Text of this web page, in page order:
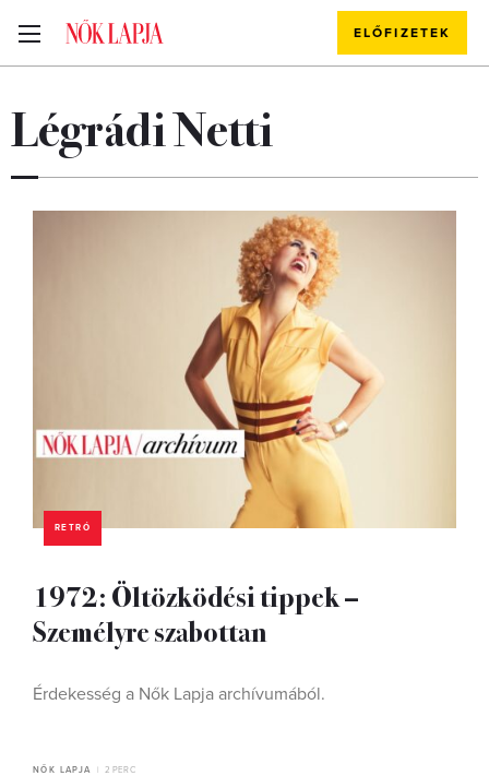
ELŐFIZETEK
Légrádi Netti
RETRÓ
1972: Öltözködési tippek –
Személyre szabottan
Érdekesség a Nők Lapja archívumából.
NŐK LAPJA 2 PERC